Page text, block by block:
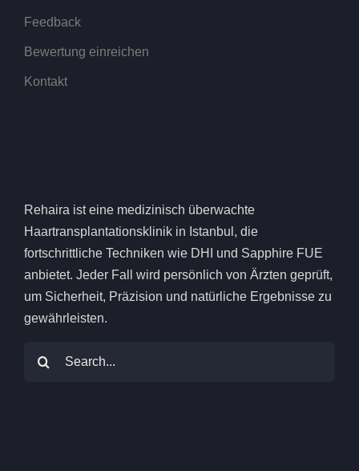
Feedback
Bewertung einreichen
Kontakt
Rehaira ist eine medizinisch überwachte
Haartransplantationsklinik in Istanbul, die
fortschrittliche Techniken wie DHI und Sapphire FUE
anbietet. Jeder Fall wird persönlich von Ärzten geprüft,
um Sicherheit, Präzision und natürliche Ergebnisse zu
gewährleisten.
nach: